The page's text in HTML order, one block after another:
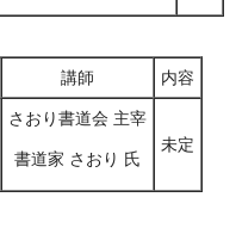
講師 内容
さおり書道会 主宰
書道家 さおり 氏
未定